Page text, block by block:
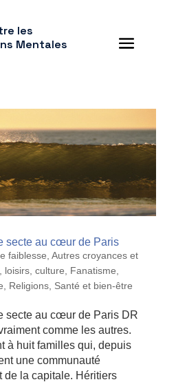
les
Mentales
secte au cœur de Paris
faiblesse Autres croyances et
loisirs, culture Fanatisme
Religions, Santé et bien-être
secte au cœur de Paris DR
comme les autres.
à huit familles qui, depuis
une communauté
de la capitale. Héritiers